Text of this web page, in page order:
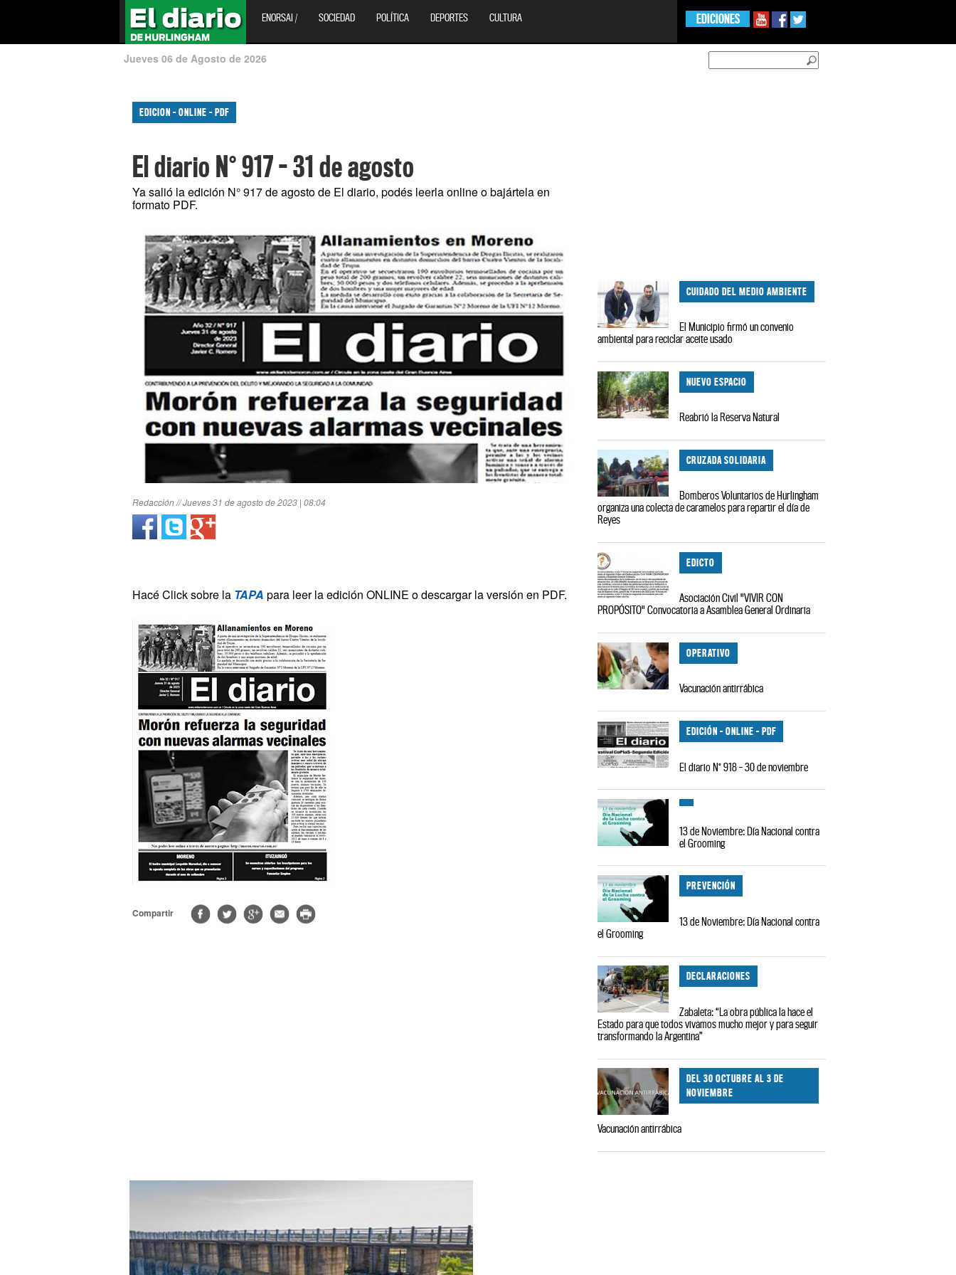
ENORSAI / SOCIEDAD POLÍTICA DEPORTES CULTURA EDICIONES
Jueves 06 de Agosto de 2026
EDICION - ONLINE - PDF
El diario N° 917 - 31 de agosto
Ya salió la edición N° 917 de agosto de El diario, podés leerla online o bajártela en
formato PDF.
Redacción // Jueves 31 de agosto de 2023 | 08:04
Hacé Click sobre laTAPA para leer la edición ONLINE o descargar la versión en PDF.
Compartir
CUIDADO DEL MEDIO AMBIENTE
El Municipio firmó un convenio
ambiental para reciclar aceite usado
NUEVO ESPACIO
Reabrió la Reserva Natural
CRUZADA SOLIDARIA
Bomberos Voluntarios de Hurlingham
organiza una colecta de caramelos para repartir el día de
Reyes
EDICTO
Asociación Civil "VIVIR CON
PROPÓSITO" Convocatoria a Asamblea General Ordinaria
OPERATIVO
Vacunación antirrábica
EDICIÓN - ONLINE - PDF
El diario N° 918 - 30 de noviembre
13 de Noviembre: Día Nacional contra
el Grooming
PREVENCIÓN
13 de Noviembre: Día Nacional contra
el Grooming
DECLARACIONES
Zabaleta: “La obra pública la hace el
Estado para que todos vivamos mucho mejor y para seguir
transformando la Argentina”
DEL 30 OCTUBRE AL 3 DE
NOVIEMBRE
Vacunación antirrábica